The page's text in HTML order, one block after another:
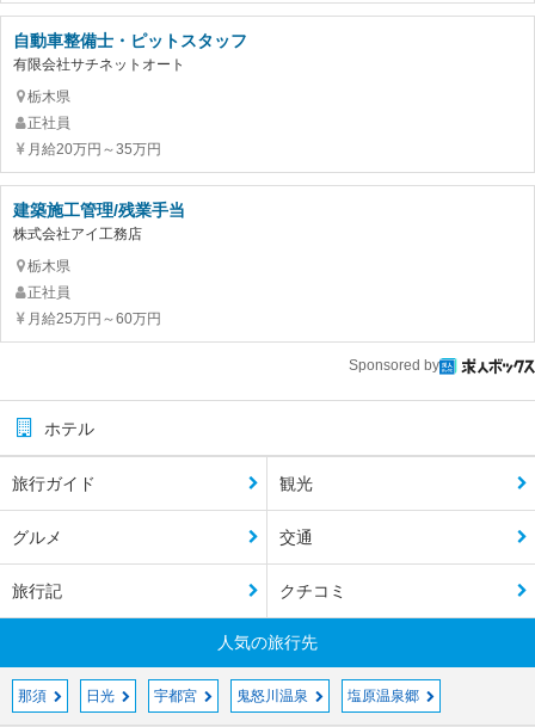
自動車整備士・ピットスタッフ
有限会社サチネットオート
栃木県
正社員
月給20万円～35万円
建築施工管理/残業手当
株式会社アイ工務店
栃木県
正社員
月給25万円～60万円
Sponsored by
ホテル
旅行ガイド 観光
グルメ 交通
旅行記 クチコミ
人気の旅行先
那須 日光 宇都宮 鬼怒川温泉 塩原温泉郷